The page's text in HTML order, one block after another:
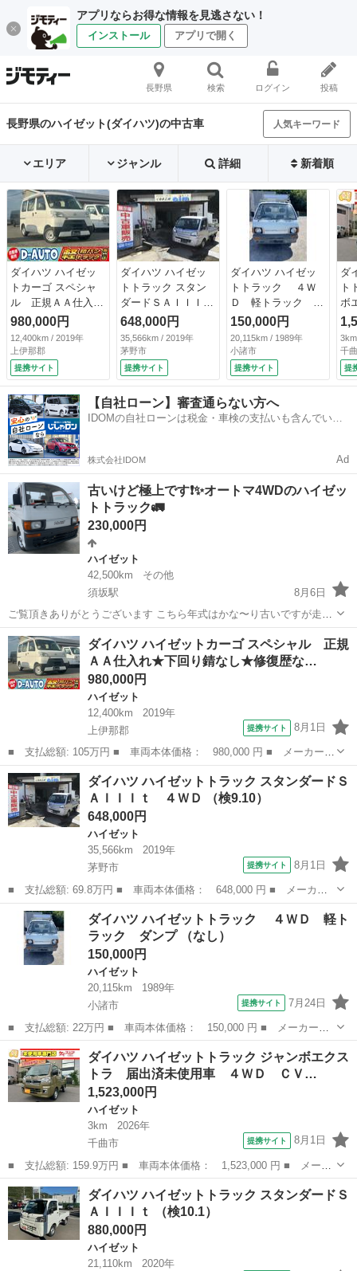
アプリならお得な情報を見逃さない！
インストール アプリで開く
長野県 検索 ログイン 投稿
長野県のハイゼット(ダイハツ)の中古車 人気キーワード
エリア ジャンル 詳細 新着順
ダイハツ ハイゼッ
トカーゴ スペシャ
ル 正規ＡＡ仕入れ
★下回り錆なし★修
復歴なし★第三者査
定員査定済★４点評
価★１２，０００キ
ロ実走行★４ＷＤ★
オートマ★エアコン
★パワステ★車検２
年★法定整備★スペ
シャルグレード★軽
トラ・軽バン強化中
★ （車検整備付）
980,000円
12,400km / 2019年
上伊那郡
提携サイト
ダイハツ ハイゼッ
トトラック スタン
ダードＳＡＩＩＩ
ｔ ４ＷＤ （検
9.10）
648,000円
35,566km / 2019年
茅野市
提携サイト
ダイハツ ハイゼッ
トトラック ４Ｗ
Ｄ 軽トラック ダ
ンプ （なし）
150,000円
20,115km / 1989年
小諸市
提携サイト
ダ
ト
ボ
済
Ｄ
ッ
シ
ン
納
コ
千
提
【自社ローン】審査通らない方へ
IDOMの自社ローンは税金・車検の支払いも含んでいる
株式会社IDOM Ad
古いけど極上です❗️✨オートマ4WDのハイゼッ
トトラック🚛
230,000円
ハイゼット
42,500km
その他
須坂駅
8月6日
ご覧頂きありがとうございます こちら年式はかな〜り古いですが走行
距離も少なく外装もすごくキレイな状態の軽トラックです！ しかもこ
の年式では数少ないだろうオートマの4WD車！(◎_◎;) エアコン無い
のがたまにキズσ^_^;...
長野 長野市 須坂駅 ハイゼット
ダイハツ ハイゼットカーゴ スペシャル 正規
ＡＡ仕入れ★下回り錆なし★修復歴な…
980,000円
ハイゼット
12,400km
2019年
上伊那郡
提携サイト 8月1日
■ 支払総額: 105万円 ■ 車両本体価格： 980,000 円 ■ メーカー
名： ダイハツ ■ 車種名： ハイゼットカーゴ ■ グレード名：
スペシャル 正規ＡＡ仕入れ★下回り錆なし★修復歴なし★第三者査
定員査定済★４...
長野 上伊那郡 ハイゼット
ダイハツ ハイゼットトラック スタンダードＳ
ＡＩＩＩｔ ４ＷＤ （検9.10）
648,000円
ハイゼット
35,566km
2019年
茅野市
提携サイト 8月1日
■ 支払総額: 69.8万円 ■ 車両本体価格： 648,000 円 ■ メーカー
名： ダイハツ ■ 車種名： ハイゼットトラック ■ グレード
名： スタンダードＳＡＩＩＩｔ ４ＷＤ ■ 排気量： 660cc ■ ド
ア枚数...
長野 茅野市 ハイゼット
ダイハツ ハイゼットトラック ４ＷＤ 軽ト
ラック ダンプ （なし）
150,000円
ハイゼット
20,115km
1989年
小諸市
提携サイト 7月24日
■ 支払総額: 22万円 ■ 車両本体価格： 150,000 円 ■ メーカー
名： ダイハツ ■ 車種名： ハイゼットトラック ■ グレード
名： ４ＷＤ 軽トラック ダンプ ■ 排気量： 550cc ■ ドア枚
数： 2D...
長野 小諸市 ハイゼット
ダイハツ ハイゼットトラック ジャンボエクス
トラ 届出済未使用車 ４ＷＤ ＣＶ…
1,523,000円
ハイゼット
3km
2026年
千曲市
提携サイト 8月1日
■ 支払総額: 159.9万円 ■ 車両本体価格： 1,523,000 円 ■ メーカ
ー名： ダイハツ ■ 車種名： ハイゼットトラック ■ グレード
名： ジャンボエクストラ 届出済未使用車 ４ＷＤ ＣＶＴ 軽ト
ラック 衝...
長野 千曲市 ハイゼット
ダイハツ ハイゼットトラック スタンダードＳ
ＡＩＩＩｔ （検10.1）
880,000円
ハイゼット
21,110km
2020年